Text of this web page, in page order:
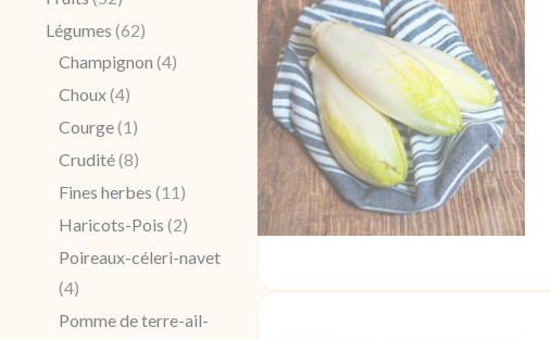
Légumes (62)
Champignon (4)
Choux(4)
Courge(1)
Crudité(8)
Fines herbes (11)
Haricots-Pois (2)
Poireaux-céleri-navet
(4)
Pomme de terre-ail-